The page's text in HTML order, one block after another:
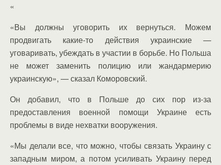
«
«Вы должны уговорить их вернуться. Можем
продвигать какие-то действия украинские —
уговаривать, убеждать в участии в борьбе. Но Польша
не может заменить полицию или жандармерию
украинскую», — сказал Коморовский.
Он добавил, что в Польше до сих пор из-за
предоставления военной помощи Украине есть
проблемы в виде нехватки вооружения.
«Мы делали все, что можно, чтобы связать Украину с
западным миром, а потом усиливать Украину перед